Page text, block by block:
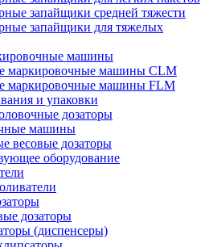
запайщики средней тяжести
запайщики для тяжелых
машины
маркировочные машины CLM
маркировочные машины FLM
и упаковки
дозаторы
машины
весовые дозаторы
оборудование
дозаторы
(диспенсеры)